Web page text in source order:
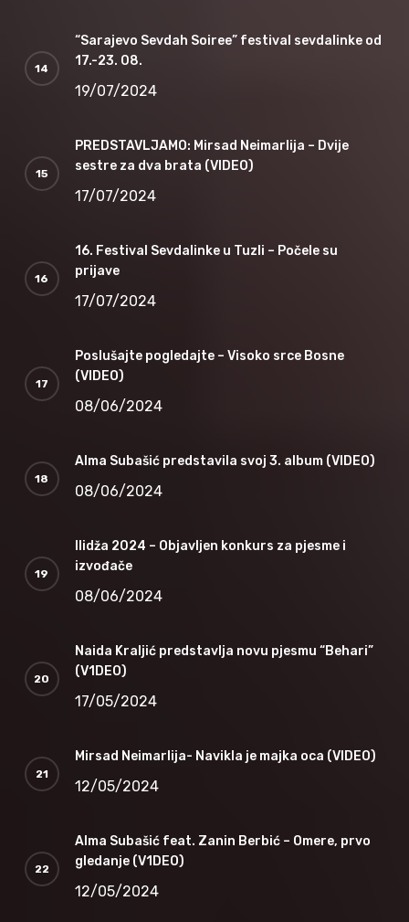
“Sarajevo Sevdah Soiree” festival sevdalinke od
17.-23. 08.
19/07/2024
PREDSTAVLJAMO: Mirsad Neimarlija – Dvije
sestre za dva brata (VIDEO)
17/07/2024
16. Festival Sevdalinke u Tuzli – Počele su
prijave
17/07/2024
Poslušajte pogledajte – Visoko srce Bosne
(VIDEO)
08/06/2024
Alma Subašić predstavila svoj 3. album (VIDEO)
08/06/2024
Ilidža 2024 – Objavljen konkurs za pjesme i
izvođače
08/06/2024
Naida Kraljić predstavlja novu pjesmu “Behari”
(V1DEO)
17/05/2024
Mirsad Neimarlija- Navikla je majka oca (VIDEO)
12/05/2024
Alma Subašić feat. Zanin Berbić – Omere, prvo
gledanje (V1DEO)
12/05/2024